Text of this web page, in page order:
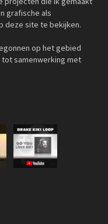
grafische als
deze site te bekijken.
op het gebied
samenwerking met